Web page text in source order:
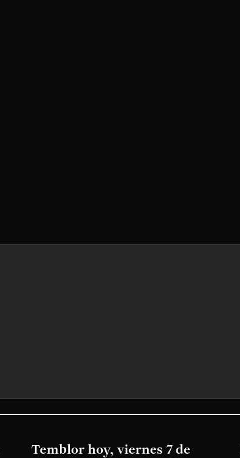
Temblor hoy, viernes 7 de